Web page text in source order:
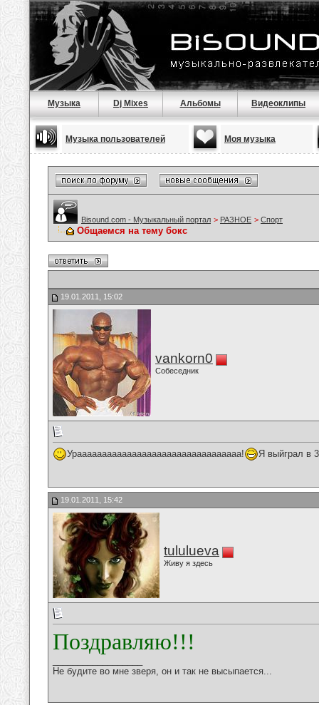
Музыка Dj Mixes Альбомы Видеоклипы
Музыка пользователей Моя музыка
Bisound.com - Музыкальный портал > РАЗНОЕ > Спорт
Общаемся на тему бокс
19.01.2011, 15:02
vankorn0
Собеседник
Урааааааааааааааааааааааааааааааааа! Я выйграл в
19.01.2011, 15:42
tululueva
Живу я здесь
Поздравляю!!!
Не будите во мне зверя, он и так не высыпается...